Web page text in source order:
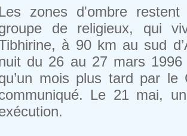
Les zones d'ombre
de religieux, qui
à 90 km au sud
du 26 au 27 mars 1996
mois plus tard par
Le 21 mai,